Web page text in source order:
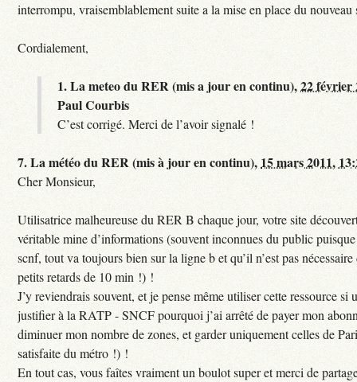
interrompu, vraisemblablement suite a la mise en place du
Cordialement,
1.La meteo du RER (mis a jour en continu),22 février
Paul Courbis
C’est corrigé. Merci de l’avoir signalé !
7.La météo du RER (mis à jour en continu), 15 mars 2011,
Cher Monsieur,
Utilisatrice malheureuse du RER B chaque jour, votre site
véritable mine d’informations (souvent inconnues du public
scnf, tout va toujours bien sur la ligne b et qu’il n’est pas
petits retards de 10 min !) !
J’y reviendrais souvent, et je pense même utiliser cette ressource si
justifier à la RATP - SNCF pourquoi j’ai arrêté de payer mon
diminuer mon nombre de zones, et garder uniquement celles de
satisfaite du métro !) !
En tout cas, vous faîtes vraiment un boulot super et merci de